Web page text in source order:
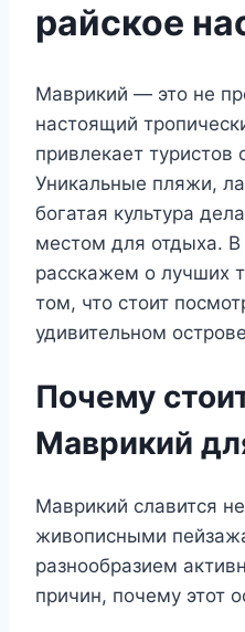
райское
Маврикий — это не
настоящий
привлекает туристов
Уникальные пляжи,
богатая культура
местом для отдыха. В
расскажем о лучших
том, что стоит
удивительном
Почему
Маврикий
Маврикий славится
живописными
разнообразием
причин, почему этот